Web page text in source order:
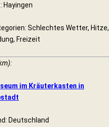
Hayingen
Schlechtes Wetter, Hitze,
Freizeit
im Kräuterkasten in
Deutschland